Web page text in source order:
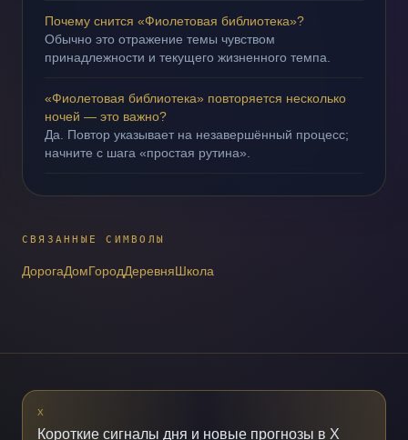
Почему снится «Фиолетовая библиотека»?
Обычно это отражение темы чувством
принадлежности и текущего жизненного темпа.
«Фиолетовая библиотека» повторяется несколько
ночей — это важно?
Да. Повтор указывает на незавершённый процесс;
начните с шага «простая рутина».
СВЯЗАННЫЕ СИМВОЛЫ
ДорогаДомГородДеревняШкола
X
Короткие сигналы дня и новые прогнозы в X